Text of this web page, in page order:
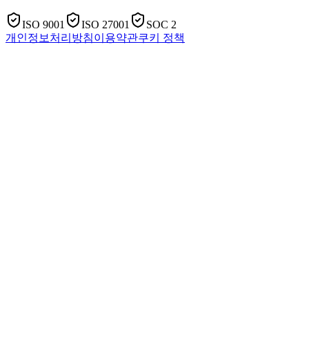
ISO 9001 ISO 27001
SOC 2
개인정보처리방침이용약관쿠키 정책